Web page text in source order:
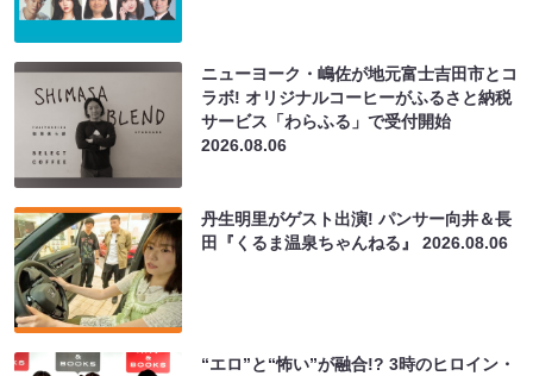
ニューヨーク・嶋佐が地元富士吉田市とコ
ラボ! オリジナルコーヒーがふるさと納税
サービス「わらふる」で受付開始
2026.08.06
丹生明里がゲスト出演! パンサー向井＆長
田『くるま温泉ちゃんねる』2026.08.06
“エロ”と“怖い”が融合!? 3時のヒロイン・